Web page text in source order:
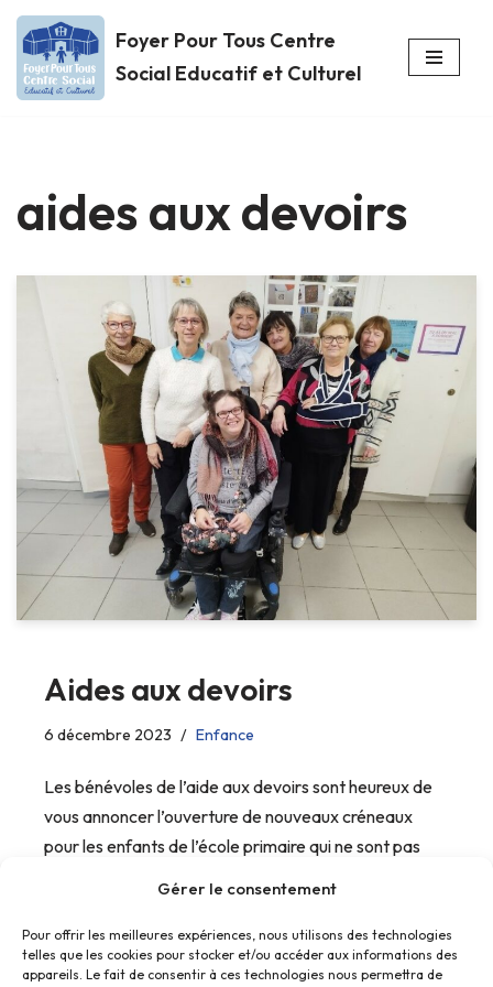
Gérer le consentement
Pour offrir les meilleures expériences, nous utilisons des technologies
telles que les cookies pour stocker et/ou accéder aux informations des
appareils. Le fait de consentir à ces technologies nous permettra de
Aller
au
Foyer Pour Tous Centre
Social Educatif et Culturel
aides aux devoirs
Aides aux devoirs
6 décembre 2023 Enfance
Les bénévoles de l’aide aux devoirs sont heureux de
vous annoncer l’ouverture de nouveaux créneaux
pour les enfants de l’école primaire qui ne sont pas